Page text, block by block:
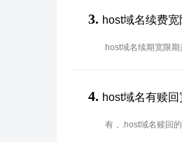
3. host域名续费
host域名续期宽限
4. host域名有赎回
有，.host域名赎回